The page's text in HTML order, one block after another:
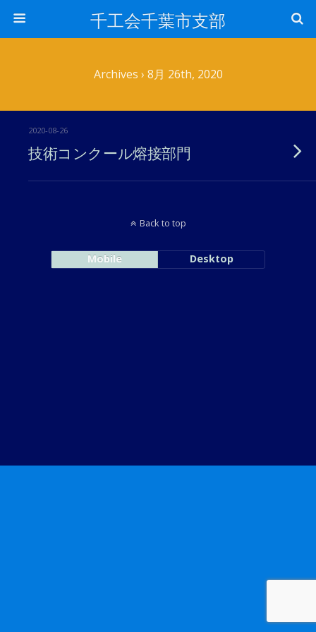
千工会千葉市支部
Archives › 8月 26th, 2020
2020-08-26
技術コンクール熔接部門
Back to top
Mobile Desktop